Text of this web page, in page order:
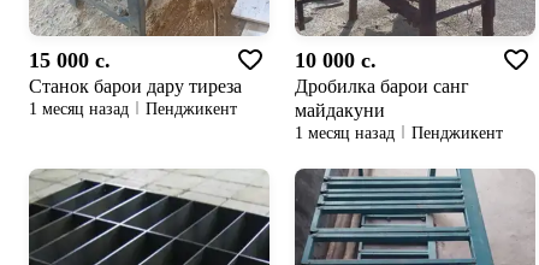
15 000 c.
Станок барои дару тиреза
1 месяц назад Пенджикент
10 000 c.
Дробилка барои санг
майдакуни
1 месяц назад Пенджикент